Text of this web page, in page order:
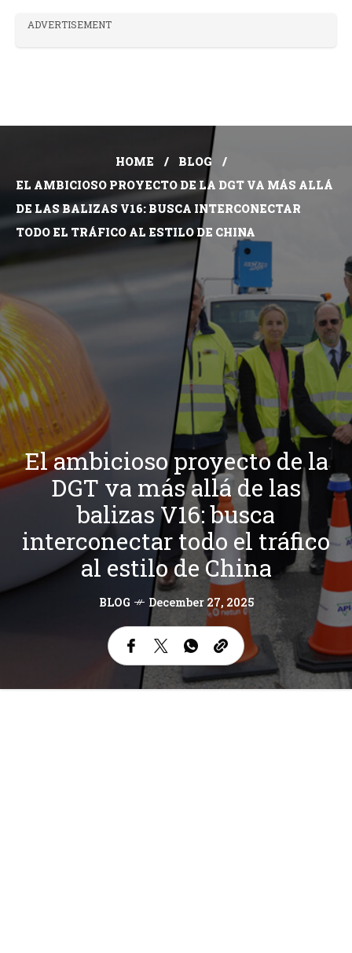
ADVERTISEMENT
HOME
BLOG
EL AMBICIOSO PROYECTO DE LA DGT VA MÁS ALLÁ
DE LAS BALIZAS V16: BUSCA INTERCONECTAR
TODO EL TRÁFICO AL ESTILO DE CHINA
El ambicioso proyecto de la
DGT va más allá de las
balizas V16: busca
interconectar todo el tráfico
al estilo de China
BLOG December 27, 2025